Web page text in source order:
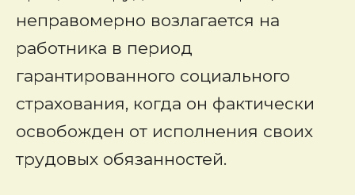
неправомерно возлагается на
работника в период
гарантированного социального
страхования, когда он фактически
освобожден от исполнения своих
трудовых обязанностей.